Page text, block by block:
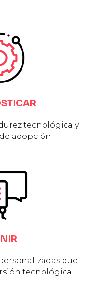
tecnológica y
adopción.
que
tecnológica.